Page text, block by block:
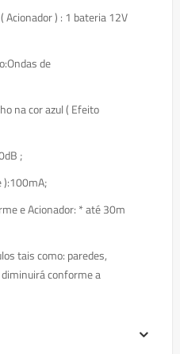
Acionador ) : 1 bateria 12V
de
na cor azul ( Efeito
;
):100mA;
e Acionador: * até 30m
tais como: paredes,
conforme a